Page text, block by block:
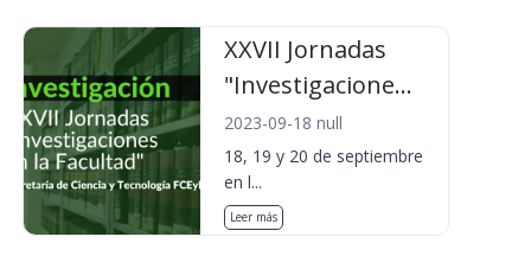
XXVII Jornadas
"Investigacione...
2023-09-18 null
18, 19 y 20 de septiembre
en l...
Leer más